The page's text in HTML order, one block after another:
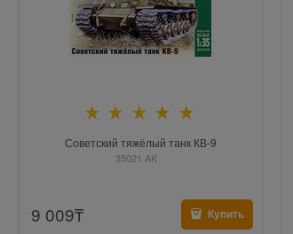
Советский тяжёлый танк КВ-9
35021 AK
9 009₸ Купить